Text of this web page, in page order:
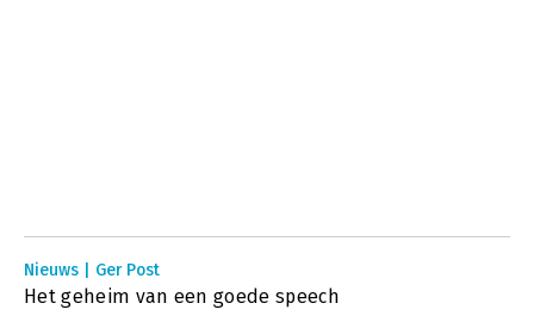
Nieuws | Ger Post
Het geheim van een goede speech